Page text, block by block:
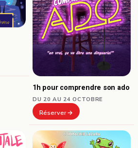
1h pour comprendre son ado
DU 20 AU 24 OCTOBRE
Réserver